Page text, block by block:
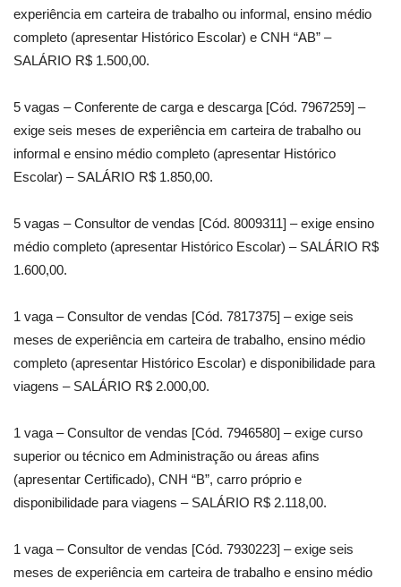
experiência em carteira de trabalho ou informal, ensino médio
completo (apresentar Histórico Escolar) e CNH “AB” –
SALÁRIO R$ 1.500,00.
5 vagas – Conferente de carga e descarga [Cód. 7967259] –
exige seis meses de experiência em carteira de trabalho ou
informal e ensino médio completo (apresentar Histórico
Escolar) – SALÁRIO R$ 1.850,00.
5 vagas – Consultor de vendas [Cód. 8009311] – exige ensino
médio completo (apresentar Histórico Escolar) – SALÁRIO R$
1.600,00.
1 vaga – Consultor de vendas [Cód. 7817375] – exige seis
meses de experiência em carteira de trabalho, ensino médio
completo (apresentar Histórico Escolar) e disponibilidade para
viagens – SALÁRIO R$ 2.000,00.
1 vaga – Consultor de vendas [Cód. 7946580] – exige curso
superior ou técnico em Administração ou áreas afins
(apresentar Certificado), CNH “B”, carro próprio e
disponibilidade para viagens – SALÁRIO R$ 2.118,00.
1 vaga – Consultor de vendas [Cód. 7930223] – exige seis
meses de experiência em carteira de trabalho e ensino médio